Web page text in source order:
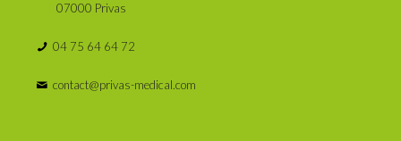
07000 Privas
04 75 64 64 72
contact@privas-medical.com